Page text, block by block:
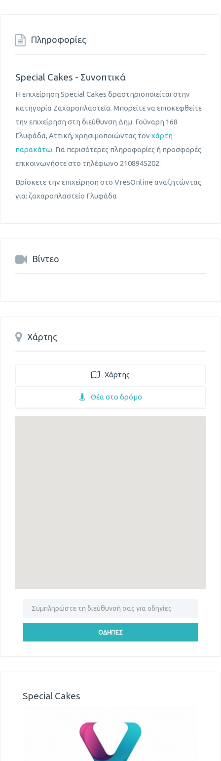
Πληροφορίες
Special Cakes - Συνοπτικά
Η επιχείρηση Special Cakes δραστηριοποιείται στην
κατηγορία Ζαχαροπλαστεία. Μπορείτε να επισκεφθείτε
την επιχείρηση στη διεύθυνση Δημ. Γούναρη 168
Γλυφάδα, Αττική, χρησιμοποιώντας τον χάρτη
παρακάτω. Για περισότερες πληροφορίες ή προσφορές
επικοινωνήστε στο τηλέφωνο 2108945202.
Βρίσκετε την επιχείρηση στο VresOnline αναζητώντας
για: ζαχαροπλαστείο Γλυφάδα
Βίντεο
Χάρτης
Χάρτης
Θέα στο δρόμο
Special Cakes